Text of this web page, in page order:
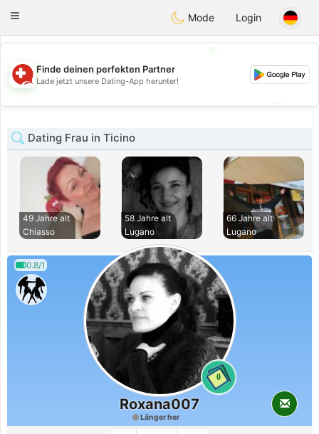
Suissi
Toggle
Mode Login
💖
💕
Finde deinen perfekten Partner
Lade jetzt unsere Dating-App herunter!
Dating Frau in Ticino
49 Jahre alt
Chiasso
58 Jahre alt
Lugano
66 Jahre alt
Lugano
0.8/1
0
Roxana007
Länger her